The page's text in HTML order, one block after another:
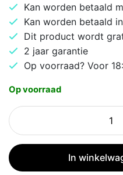
Kan worden betaald
Kan worden betaald
Dit product wordt
2 jaar garantie
Op voorraad? Voor
Op voorraad
Acer
Nitro
|
15.6''
In